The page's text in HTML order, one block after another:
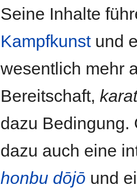
Seine Inhalte
Kampfkunstund
wesentlich mehr
Bereitschaft,
dazu Bedingung.
dazu auch eine
honbu dōjō und